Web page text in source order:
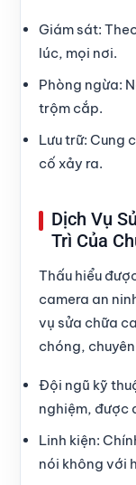
Giám sát:
lúc, mọi nơi.
Phòng ngừa:
trộm cắp.
Lưu trữ: Cung
cố xảy ra.
Dịch Vụ
Trì Của
Thấu hiểu
camera an
vụ sửa chữa
chóng,
Đội ngũ kỹ
nghiệm, được
Linh kiện:
nói không với